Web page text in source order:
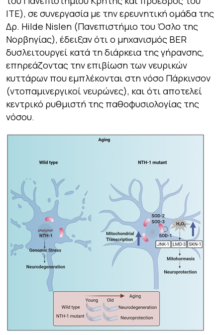
ΙΤΕ), σε συνεργασία με την ερευνητική ομάδα της
Δρ. Hilde Nislen (Πανεπιστήμιο του Όσλο της
Νορβηγίας), έδειξαν ότι ο μηχανισμός BER
δυσλειτουργεί κατά τη διάρκεια της γήρανσης,
επηρεάζοντας την επιβίωση των νευρικών
κυττάρων που εμπλέκονται στη νόσο Πάρκινσον
(ντοπαμινεργικοί νευρώνες), και ότι αποτελεί
κεντρικό ρυθμιστή της παθοφυσιολογίας της
νόσου.